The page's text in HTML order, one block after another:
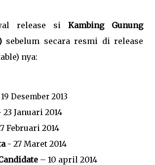
release si Kambing Gunung
sebelum secara resmi di release
nya:
Desember 2013
Januari 2014
Februari 2014
- 27 Maret 2014
– 10 april 2014